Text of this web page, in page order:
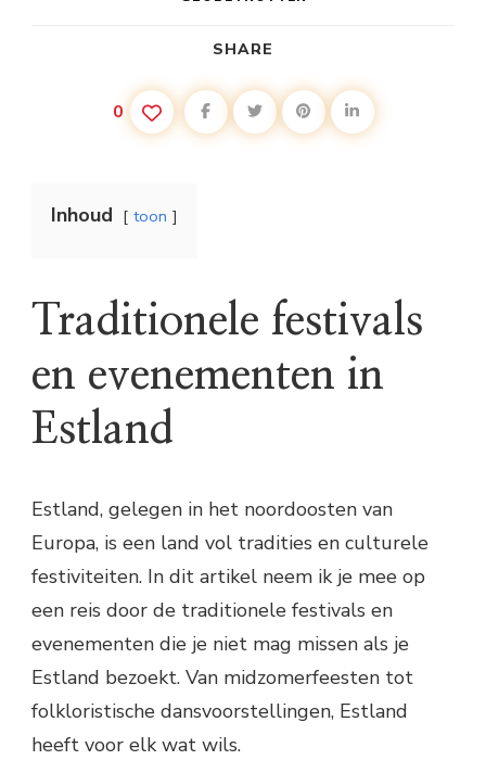
SHARE
0
Inhoud toon
Traditionele festivals
en evenementen in
Estland
Estland, gelegen in het noordoosten van
Europa, is een land vol tradities en culturele
festiviteiten. In dit artikel neem ik je mee op
een reis door de traditionele festivals en
evenementen die je niet mag missen als je
Estland bezoekt. Van midzomerfeesten tot
folkloristische dansvoorstellingen, Estland
heeft voor elk wat wils.